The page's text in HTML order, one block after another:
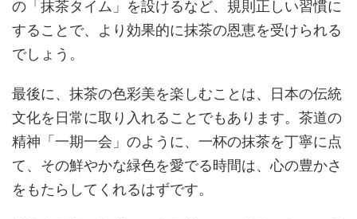
の「抹茶タイム」を設けるなど、規則正しい習慣に
することで、より効果的に抹茶の恩恵を受けられる
でしょう。
最後に、抹茶の色彩美を楽しむことは、日本の伝統
文化を日常に取り入れることでもあります。茶道の
精神「一期一会」のように、一杯の抹茶を丁寧に点
て、その鮮やかな緑色を愛でる時間は、心の豊かさ
をもたらしてくれるはずです。